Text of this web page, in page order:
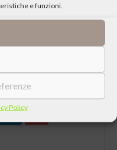
e funzioni.
Policy
EVENTO